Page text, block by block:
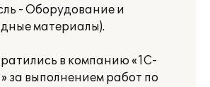
- Оборудование и
материалы).
в компанию «1С-
за выполнением работ по